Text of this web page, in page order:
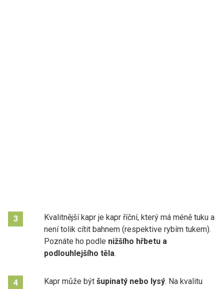
3
Kvalitnější kapr je kapr říční, který má méně tuku a
není tolik cítit bahnem (respektive rybím tukem).
Poznáte ho podle nižšího hřbetu a
podlouhlejšího těla.
4 Kapr může být šupinatý nebo lysý. Na kvalitu